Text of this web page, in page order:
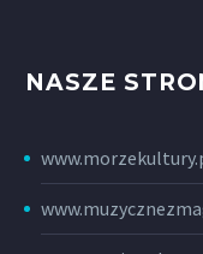
NASZE